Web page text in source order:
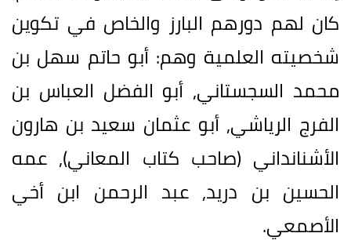
كان لهم دورهم البارز والخاص في تكوين
شخصيته العلمية وهم: أبو حاتم سهل بن
محمد السجستاني, أبو الفضل العباس بن
الفرج الرياشي, أبو عثمان سعيد بن هارون
الأشنانداني (صاحب كتاب المعاني), عمه
الحسين بن دريد, عبد الرحمن ابن أخي
الأصمعي.